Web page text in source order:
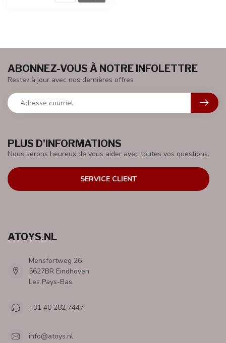
PLUS D'INFORMATIONS
Nous serons heureux de vous aider avec toutes vos questions.
SERVICE CLIENT
ABONNEZ-VOUS À NOTRE INFOLETTRE
Restez à jour avec nos dernières offres
ATOYS.NL
Mensfortweg 26
5627BR Eindhoven
Les Pays-Bas
+31 40 282 7447
info@atoys.nl